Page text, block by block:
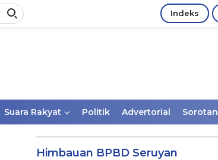
Indeks
Suara Rakyat Politik Advertorial Sorotan
Himbauan BPBD Seruyan